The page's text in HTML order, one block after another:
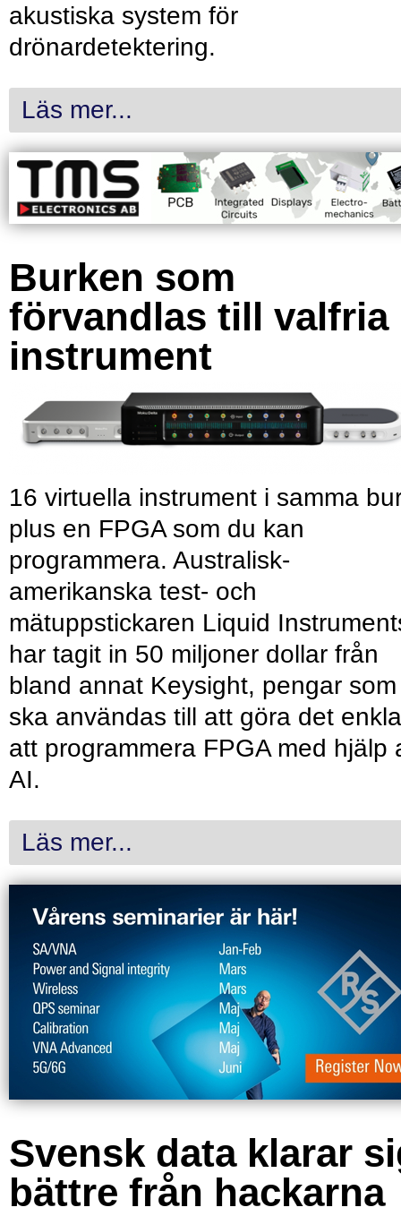
akustiska system för
drönardetektering.
Läs mer...
Burken som
förvandlas till valfria
instrument
16 virtuella instrument i samma
plus en FPGA som du kan
programmera. Australisk-
amerikanska test- och
mätuppstickaren Liquid
har tagit in 50 miljoner dollar från
bland annat Keysight, pengar som
ska användas till att göra det
att programmera FPGA med hjälp
AI.
Läs mer...
Svensk data klarar
bättre från hackarna